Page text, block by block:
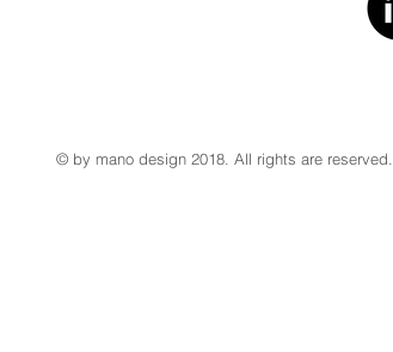
© by mano design 2018. All rights are reserved.